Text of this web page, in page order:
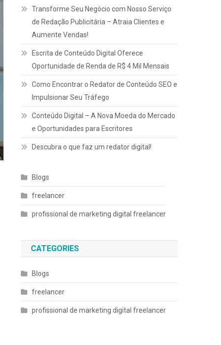
Transforme Seu Negócio com Nosso Serviço
de Redação Publicitária – Atraia Clientes e
Aumente Vendas!
Escrita de Conteúdo Digital Oferece
Oportunidade de Renda de R$ 4 Mil Mensais
Como Encontrar o Redator de Conteúdo SEO e
Impulsionar Seu Tráfego
Conteúdo Digital – A Nova Moeda do Mercado
e Oportunidades para Escritores
Descubra o que faz um redator digital!
Blogs
freelancer
profissional de marketing digital freelancer
CATEGORIES
Blogs
freelancer
profissional de marketing digital freelancer